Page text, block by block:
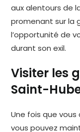
aux alentours de
promenant sur la
l’opportunité de
durant son exil.
Visiter les
Saint-
Une fois que
vous pouvez